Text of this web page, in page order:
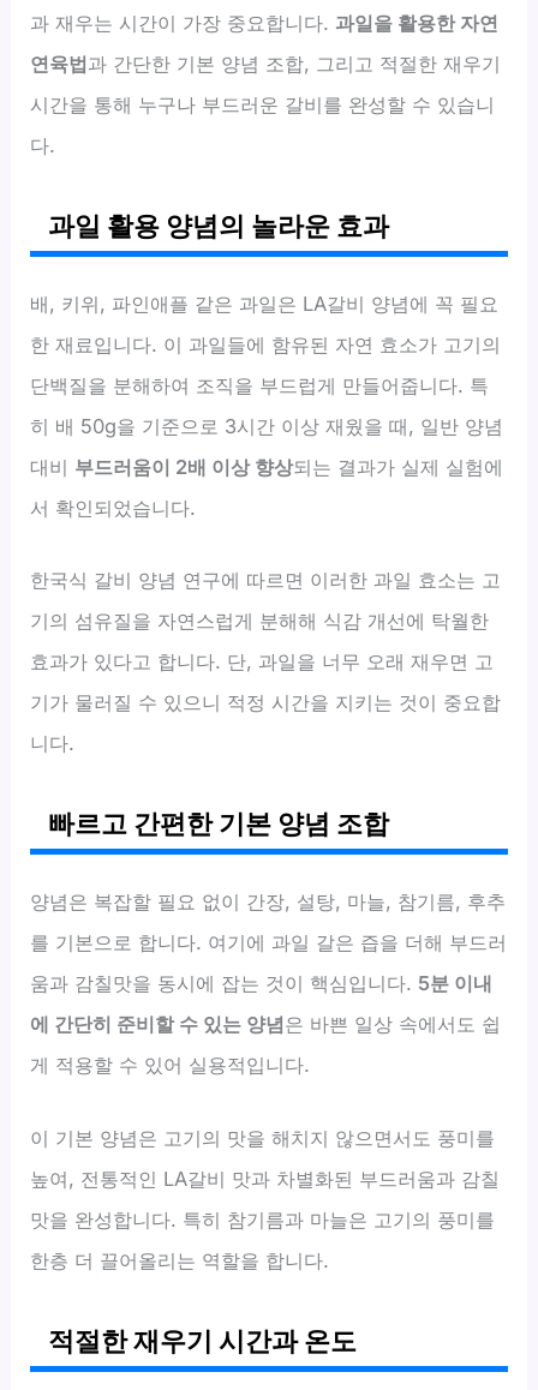
과 재우는 시간이 가장 중요합니다. 과일을 활용한 자연
연육법과 간단한 기본 양념 조합, 그리고 적절한 재우기
시간을 통해 누구나 부드러운 갈비를 완성할 수 있습니
다.
과일 활용 양념의 놀라운 효과
배, 키위, 파인애플 같은 과일은 LA갈비 양념에 꼭 필요
한 재료입니다. 이 과일들에 함유된 자연 효소가 고기의
단백질을 분해하여 조직을 부드럽게 만들어줍니다. 특
히 배 50g을 기준으로 3시간 이상 재웠을 때, 일반 양념
대비 부드러움이 2배 이상 향상되는 결과가 실제 실험에
서 확인되었습니다.
한국식 갈비 양념 연구에 따르면 이러한 과일 효소는 고
기의 섬유질을 자연스럽게 분해해 식감 개선에 탁월한
효과가 있다고 합니다. 단, 과일을 너무 오래 재우면 고
기가 물러질 수 있으니 적정 시간을 지키는 것이 중요합
니다.
빠르고 간편한 기본 양념 조합
양념은 복잡할 필요 없이 간장, 설탕, 마늘, 참기름, 후추
를 기본으로 합니다. 여기에 과일 갈은 즙을 더해 부드러
움과 감칠맛을 동시에 잡는 것이 핵심입니다. 5분 이내
에 간단히 준비할 수 있는 양념은 바쁜 일상 속에서도 쉽
게 적용할 수 있어 실용적입니다.
이 기본 양념은 고기의 맛을 해치지 않으면서도 풍미를
높여, 전통적인 LA갈비 맛과 차별화된 부드러움과 감칠
맛을 완성합니다. 특히 참기름과 마늘은 고기의 풍미를
한층 더 끌어올리는 역할을 합니다.
적절한 재우기 시간과 온도